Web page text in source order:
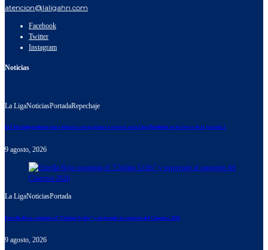
atencion@laligahn.com
Facebook
Twitter
Instagram
Noticias
La LigaNoticiasPortadaRepechaje
El Club Independiente hace historia con su primera victoria en la Liga Hondubet en el cierre de la jornada 2
9 agosto, 2026
La LigaNoticiasPortada
Estrella Roja conquista el “Chelato Uclés” y sorprende al campeón del Clausura 2026
9 agosto, 2026